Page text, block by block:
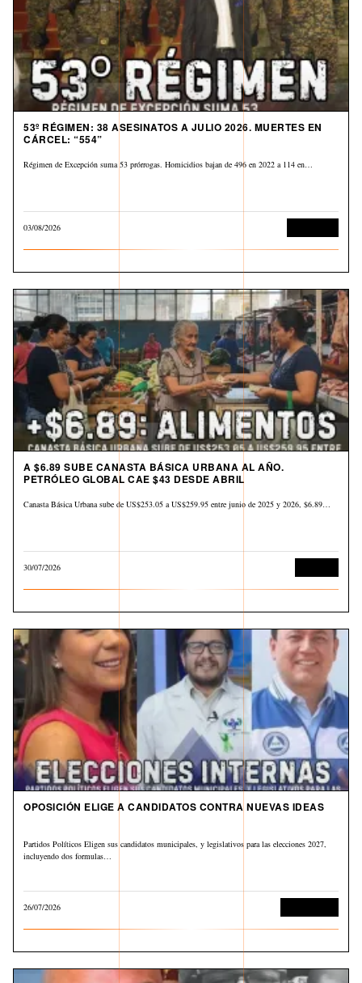
53º RÉGIMEN: 38 ASESINATOS A JULIO 2026. MUERTES EN
CÁRCEL: “554”
Régimen de Excepción suma 53 prórrogas. Homicidios bajan de 496 en 2022 a 114 en…
03/08/2026
A $6.89 SUBE CANASTA BÁSICA URBANA AL AÑO.
PETRÓLEO GLOBAL CAE $43 DESDE ABRIL
Canasta Básica Urbana sube de US$253.05 a US$259.95 entre junio de 2025 y 2026, $6.89…
30/07/2026
OPOSICIÓN ELIGE A CANDIDATOS CONTRA NUEVAS IDEAS
Partidos Políticos Eligen sus candidatos municipales, y legislativos para las elecciones 2027,
incluyendo dos formulas…
26/07/2026